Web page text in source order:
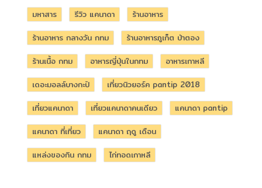
มหาสาร
รีวิว แคนาดา
ร้านอาหาร
ร้านอาหาร กลางวัน กทม
ร้านอาหารภูเก็ต ป่าตอง
ร้านเนื้อ กทม
อาหารญี่ปุ่นในกทม
อาหารเกาหลี
เดอะมอลล์บางกะปิ
เที่ยวนิวยอร์ค pantip 2018
เที่ยวแคนาดา
เที่ยวแคนาดาคนเดียว
แคนาดา pantip
แคนาดา ที่เที่ยว
แคนาดา ฤดู เดือน
แหล่งของกิน กทม
ไก่ทอดเกาหลี